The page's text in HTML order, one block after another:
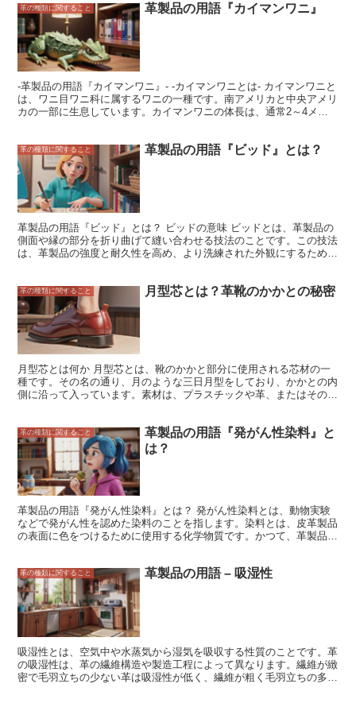
革の種類に関すること 革製品の用語『カイマンワニ』
-革製品の用語『カイマンワニ』- -カイマンワニとは- カイマンワニと
は、ワニ目ワニ科に属するワニの一種です。南アメリカと中央アメリ
カの一部に生息しています。カイマンワニの体長は、通常2～4メー
ます。カイマンワニの皮革は、独特の斑紋と美しい光沢が特徴で、高
級バッグや財布、靴などに使用されます。
革の種類に関すること 革製品の用語『ビッド』とは？
革製品の用語『ビッド』とは？ ビッドの意味 ビッドとは、革製品の
側面や縁の部分を折り曲げて縫い合わせる技法のことです。この技法
は、革製品の強度と耐久性を高め、より洗練された外観にするために
す。例えば、ビッドを直線的に折り曲げると、シャープな印象を与え
ますが、曲線的に折り曲げると、柔らかな印象を与えます。また、ビ
ッドの縫い方を工夫することで、装飾的な効果を生み出すこともでき
ます。
革の種類に関すること 月型芯とは？革靴のかかとの秘密
月型芯とは何か 月型芯とは、靴のかかと部分に使用される芯材の一
種です。その名の通り、月のような三日月型をしており、かかとの内
側に沿って入っています。素材は、プラスチックや革、またはその両
る効果もあります。靴のかかと部分のフィット感を高め、歩行時の安
定性を向上させるため、登山靴やハイキングブーツなどのアウトドア
シューズにも多く採用されています。
革の種類に関すること
革製品の用語『発がん性染料』と
は？
革製品の用語『発がん性染料』とは？ 発がん性染料とは、動物実験
などで発がん性を認めた染料のことを指します。染料とは、皮革製品
の表面に色をつけるために使用する化学物質です。かつて、革製品の
料、アゾ染料、アクリルアミド染料などがあります。これらの染料
は、皮革製品の染色に使用すると、染料が皮膚から吸収されて体内に
蓄積し、発がんの原因になると考えられています。また、発がん性染
料は、環境に放出されると、土壌や水質を汚染する可能性もありま
す。 発がん性染料の使用は、現在では禁止されていますが、古い革
製品には発がん性染料が使用されている場合があります。そのため、
古い革製品を処分する際には、自治体の指示に従って処分してくださ
い。
革の種類に関すること 革製品の用語 – 吸湿性
吸湿性とは、空気中や水蒸気から湿気を吸収する性質のことです。革
の吸湿性は、革の繊維構造や製造工程によって異なります。繊維が緻
密で毛羽立ちの少ない革は吸湿性が低く、繊維が粗く毛羽立ちの多い